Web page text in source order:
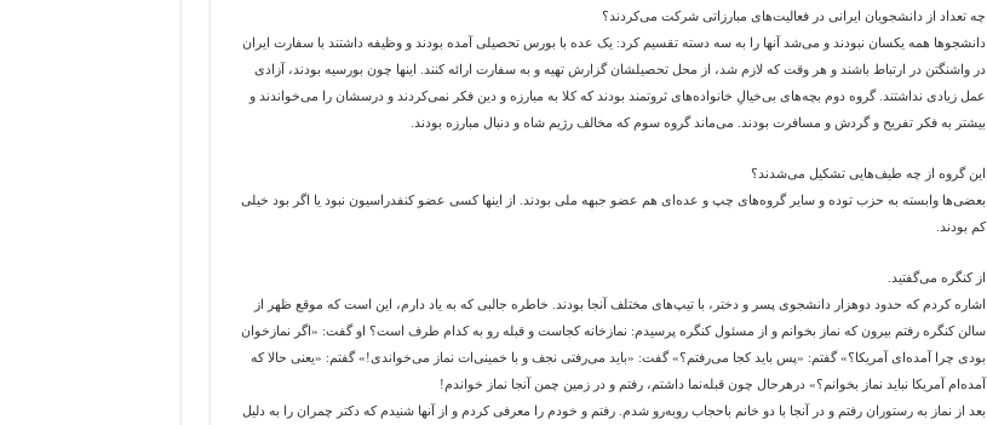
چه تعداد از دانشجویان ایرانی در فعالیت‌های مبارزاتی شرکت می‌کردند؟
دانشجوها همه یکسان نبودند و می‌شد آنها را به سه دسته تقسیم کرد: یک عده با بورس تحصیلی آمده بودند و وظیفه داشتند با سفارت ایران
در واشنگتن در ارتباط باشند و هر وقت که لازم شد، از محل تحصیلشان گزارش تهیه و به سفارت ارائه کنند. اینها چون بورسیه بودند، آزادی
عمل زیادی نداشتند. گروه دوم بچه‌های بی‌خیالِ خانواده‌های ثروتمند بودند که کلا به مبارزه و دین فکر نمی‌کردند و درسشان را می‌خواندند و
بیشتر به فکر تفریح و گردش و مسافرت بودند. می‌ماند گروه سوم که مخالف رژیم شاه و دنبال مبارزه بودند.
این گروه از چه طیف‌هایی تشکیل می‌شدند؟
بعضی‌ها وابسته به حزب توده و سایر گروه‌های چپ و عده‌ای هم عضو جبهه ملی بودند. از اینها کسی عضو کنفدراسیون نبود یا اگر بود خیلی
کم بودند.
از کنگره می‌گفتید.
اشاره کردم که حدود دوهزار دانشجوی پسر و دختر، با تیپ‌های مختلف آنجا بودند. خاطره جالبی که به یاد دارم، این است که موقع ظهر از
سالن کنگره رفتم بیرون که نماز بخوانم و از مسئول کنگره پرسیدم: نمازخانه کجاست و قبله رو به کدام طرف است؟ او گفت: «اگر نمازخوان
بودی چرا آمده‌ای آمریکا؟» گفتم: «پس باید کجا می‌رفتم؟» گفت: «باید می‌رفتی نجف و با خمینی‌ات نماز می‌خواندی!» گفتم: «یعنی حالا که
آمده‌ام آمریکا نباید نماز بخوانم؟» درهرحال چون قبله‌نما داشتم، رفتم و در زمین چمن آنجا نماز خواندم!
بعد از نماز به رستوران رفتم و در آنجا با دو خانم باحجاب روبه‌رو شدم. رفتم و خودم را معرفی کردم و از آنها شنیدم که دکتر چمران را به دلیل